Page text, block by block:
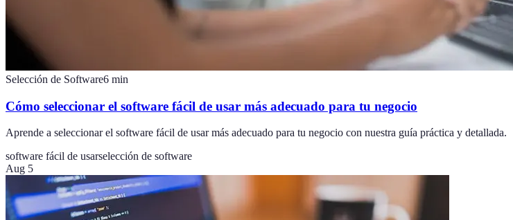
Selección de Software6 min
Cómo seleccionar el software fácil de usar más adecuado para tu negocio
Aprende a seleccionar el software fácil de usar más adecuado para tu negocio con nuestra guía práctica y detallada.
software fácil de usarselección de software
Aug 5